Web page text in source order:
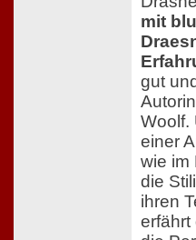
mit
gut
Woolf.
einer
wie im
die
ihren
erfährt